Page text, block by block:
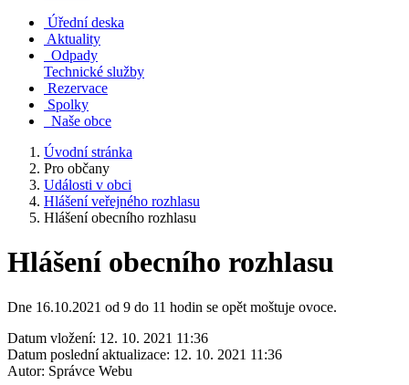
Úřední deska
Aktuality
Odpady
Technické služby
Rezervace
Spolky
Naše obce
Úvodní stránka
Pro občany
Události v obci
Hlášení veřejného rozhlasu
Hlášení obecního rozhlasu
Hlášení obecního rozhlasu
Dne 16.10.2021 od 9 do 11 hodin se opět moštuje ovoce.
Datum vložení: 12. 10. 2021 11:36
Datum poslední aktualizace: 12. 10. 2021 11:36
Autor: Správce Webu